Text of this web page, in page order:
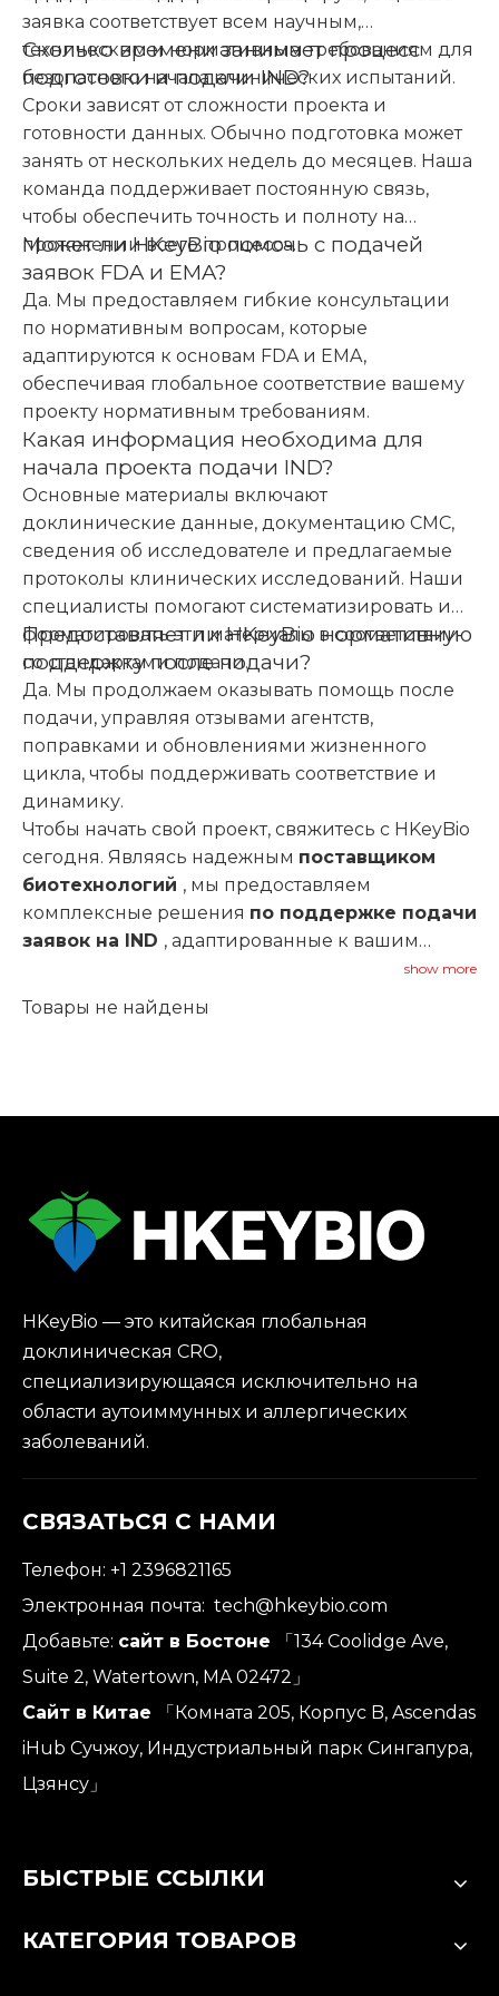
заявка соответствует всем научным,
техническим и нормативным требованиям для
безопасного начала клинических испытаний.
Сколько времени занимает процесс
подготовки и подачи IND?
Сроки зависят от сложности проекта и
готовности данных. Обычно подготовка может
занять от нескольких недель до месяцев. Наша
команда поддерживает постоянную связь,
чтобы обеспечить точность и полноту на
протяжении всего процесса.
Может ли HKeyBio помочь с подачей
заявок FDA и EMA?
Да. Мы предоставляем гибкие консультации
по нормативным вопросам, которые
адаптируются к основам FDA и EMA,
обеспечивая глобальное соответствие вашему
проекту нормативным требованиям.
Какая информация необходима для
начала проекта подачи IND?
Основные материалы включают
доклинические данные, документацию CMC,
сведения об исследователе и предлагаемые
протоколы клинических исследований. Наши
специалисты помогают систематизировать и
форматировать эти материалы в соответствии
со стандартами подачи.
Предоставляет ли HKeyBio нормативную
поддержку после подачи?
Да. Мы продолжаем оказывать помощь после
подачи, управляя отзывами агентств,
поправками и обновлениями жизненного
цикла, чтобы поддерживать соответствие и
динамику.
Чтобы начать свой проект, свяжитесь с HKeyBio
сегодня. Являясь надежным поставщиком
биотехнологий , мы предоставляем
комплексные решения по поддержке подачи
заявок на IND , адаптированные к вашим
регулирования.
show more
Товары не найдены
HKeyBio — это китайская глобальная
доклиническая CRO,
специализирующаяся исключительно на
области аутоиммунных и аллергических
заболеваний.
СВЯЗАТЬСЯ С НАМИ
Телефон: +1 2396821165
Электронная почта: tech@hkeybio.com
Добавьте: сайт в Бостоне
「134 Coolidge Ave,
Suite 2, Watertown, MA 02472」
Сайт в Китае
「Комната 205, Корпус B, Ascendas
iHub Сучжоу, Индустриальный парк Сингапура,
Цзянсу」
БЫСТРЫЕ ССЫЛКИ
КАТЕГОРИЯ ТОВАРОВ